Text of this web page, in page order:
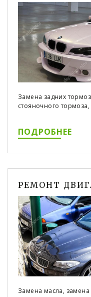
Замена задних
стояночного
ПОДРОБНЕЕ
РЕМОНТ
Замена масла,